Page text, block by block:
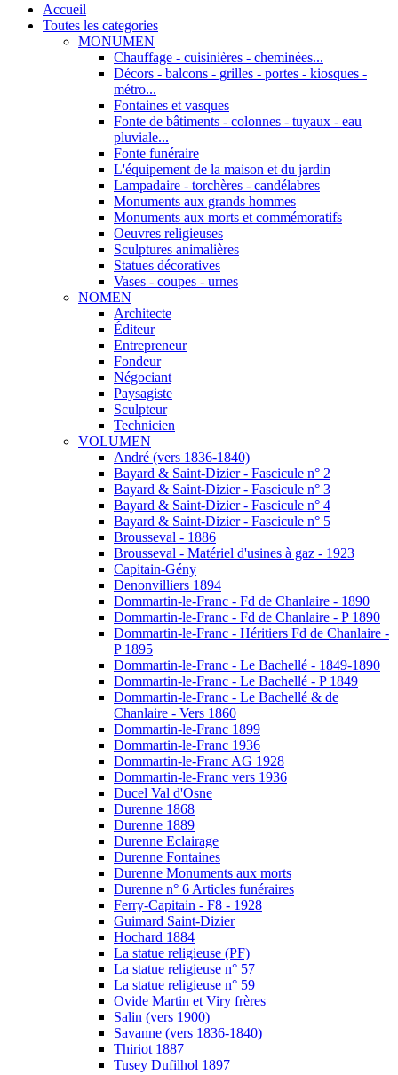
Accueil
Toutes les categories
MONUMEN
Chauffage - cuisinières - cheminées...
Décors - balcons - grilles - portes - kiosques -
métro...
Fontaines et vasques
Fonte de bâtiments - colonnes - tuyaux - eau
pluviale...
Fonte funéraire
L'équipement de la maison et du jardin
Lampadaire - torchères - candélabres
Monuments aux grands hommes
Monuments aux morts et commémoratifs
Oeuvres religieuses
Sculptures animalières
Statues décoratives
Vases - coupes - urnes
NOMEN
Architecte
Éditeur
Entrepreneur
Fondeur
Négociant
Paysagiste
Sculpteur
Technicien
VOLUMEN
André (vers 1836-1840)
Bayard & Saint-Dizier - Fascicule n° 2
Bayard & Saint-Dizier - Fascicule n° 3
Bayard & Saint-Dizier - Fascicule n° 4
Bayard & Saint-Dizier - Fascicule n° 5
Brousseval - 1886
Brousseval - Matériel d'usines à gaz - 1923
Capitain-Gény
Denonvilliers 1894
Dommartin-le-Franc - Fd de Chanlaire - 1890
Dommartin-le-Franc - Fd de Chanlaire - P 1890
Dommartin-le-Franc - Héritiers Fd de Chanlaire -
P 1895
Dommartin-le-Franc - Le Bachellé - 1849-1890
Dommartin-le-Franc - Le Bachellé - P 1849
Dommartin-le-Franc - Le Bachellé & de
Chanlaire - Vers 1860
Dommartin-le-Franc 1899
Dommartin-le-Franc 1936
Dommartin-le-Franc AG 1928
Dommartin-le-Franc vers 1936
Ducel Val d'Osne
Durenne 1868
Durenne 1889
Durenne Eclairage
Durenne Fontaines
Durenne Monuments aux morts
Durenne n° 6 Articles funéraires
Ferry-Capitain - F8 - 1928
Guimard Saint-Dizier
Hochard 1884
La statue religieuse (PF)
La statue religieuse n° 57
La statue religieuse n° 59
Ovide Martin et Viry frères
Salin (vers 1900)
Savanne (vers 1836-1840)
Thiriot 1887
Tusey Dufilhol 1897